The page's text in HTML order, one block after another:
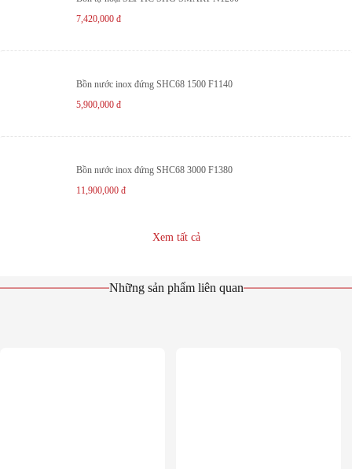
7,420,000đ
Bồn nước inox đứng SHC68 1500 F1140
5,900,000đ
Bồn nước inox đứng SHC68 3000 F1380
11,900,000đ
Xem tất cả
Những sản phẩm liên quan